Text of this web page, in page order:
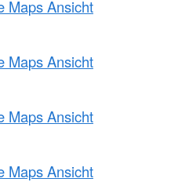
Maps Ansicht
Maps Ansicht
Maps Ansicht
Maps Ansicht